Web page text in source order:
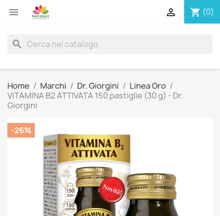
 shopping_cart (0)

search
Home Marchi Dr. Giorgini
Linea Oro
VITAMINA B2 ATTIVATA 150 pastiglie (30 g) - Dr.
Giorgini
-26%